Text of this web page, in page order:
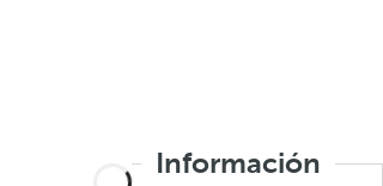
Información